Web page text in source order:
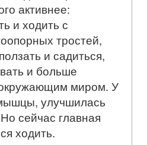
активнее:
и ходить с
тростей,
и садиться,
и больше
миром. У
улучшилась
сейчас главная
ходить.